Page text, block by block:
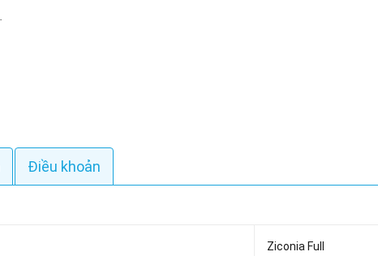
Điều khoản
Ziconia Full